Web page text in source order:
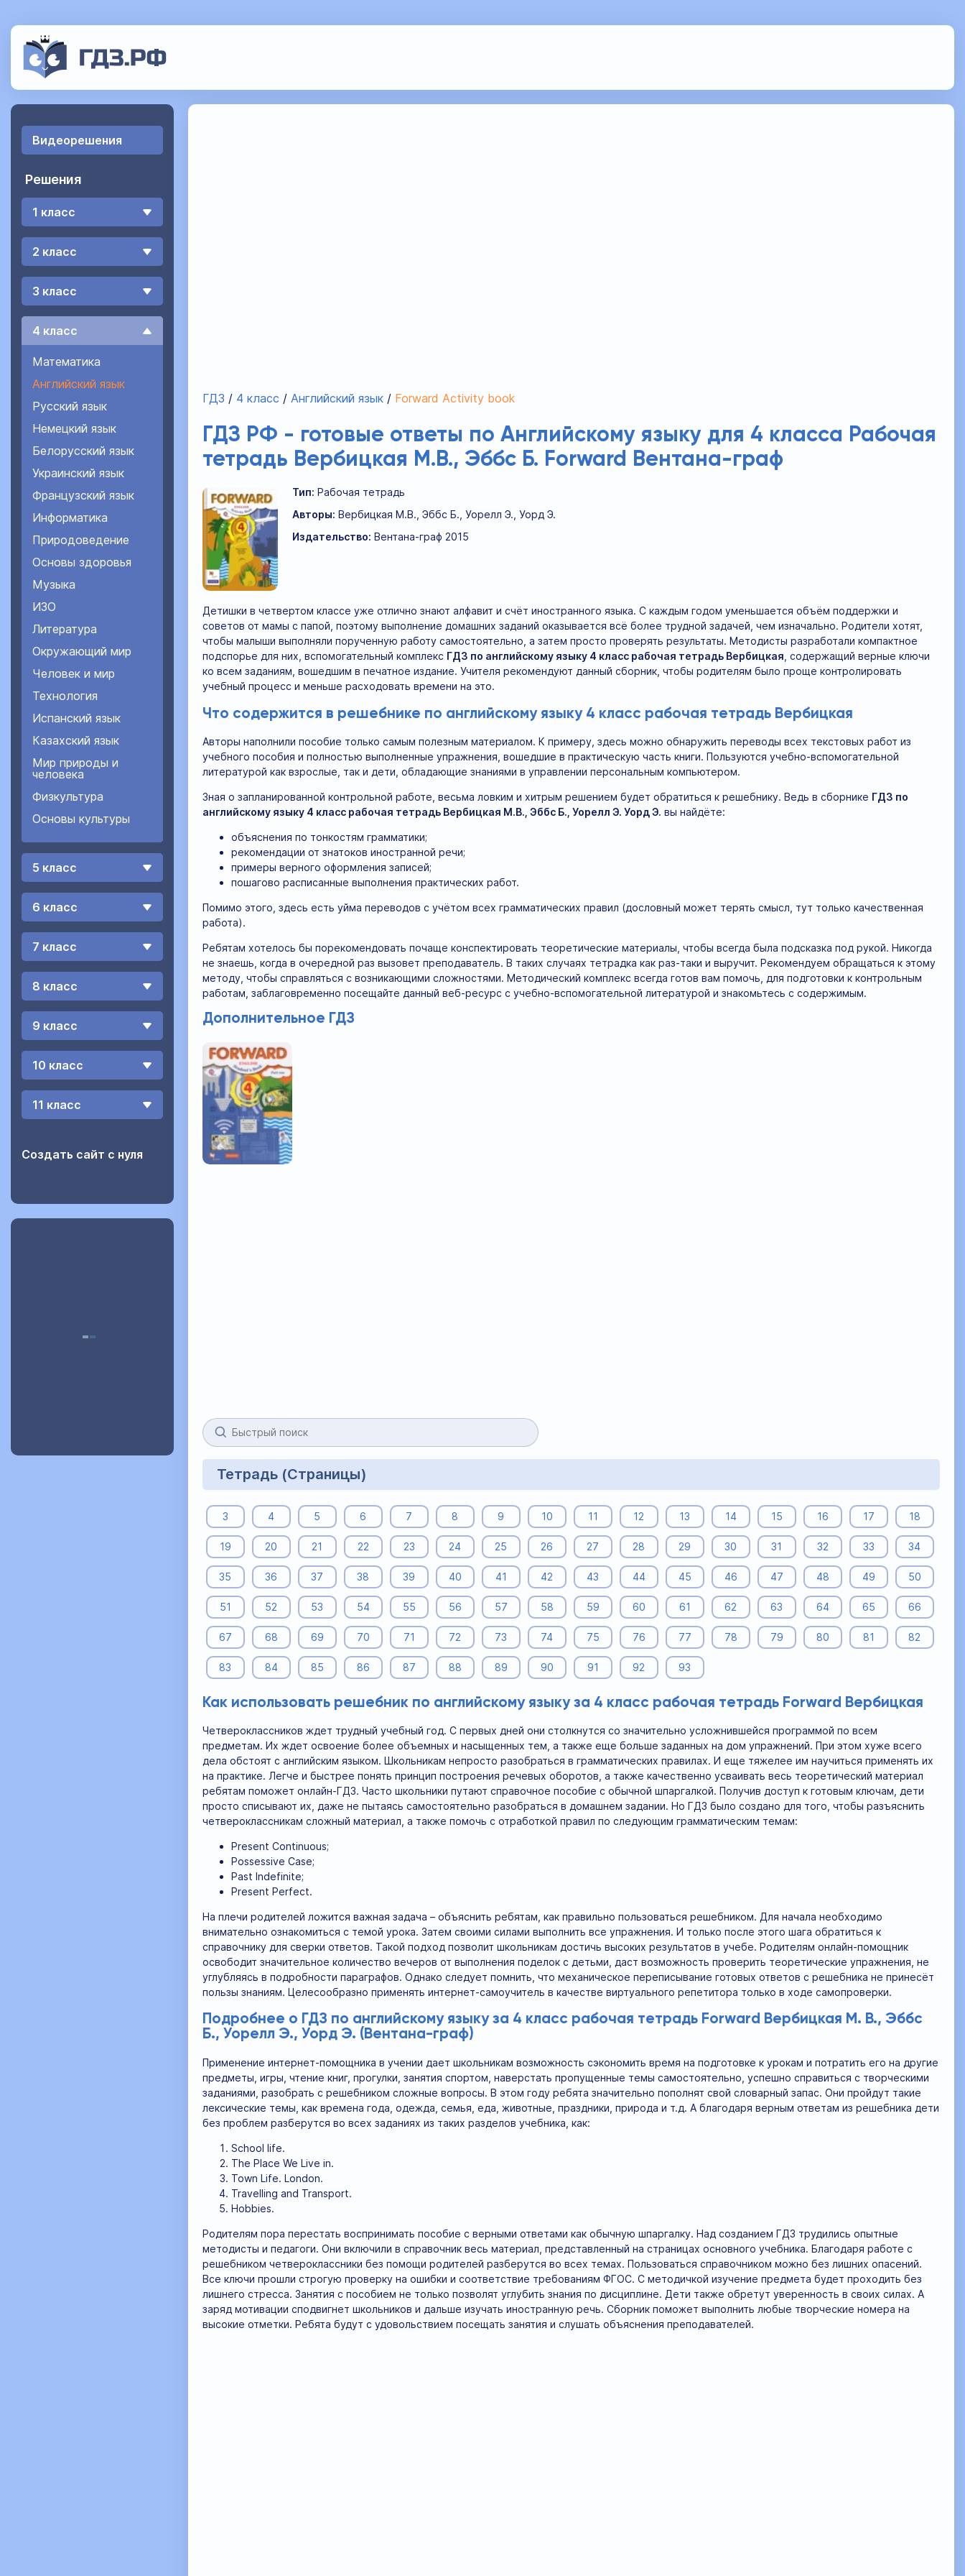
Видеорешения
Решения
1 класс
2 класс
3 класс
4 класс
Математика
Английский язык
Русский язык
Немецкий язык
Белорусский язык
Украинский язык
Французский язык
Информатика
Природоведение
Основы здоровья
Музыка
ИЗО
Литература
Окружающий мир
Человек и мир
Технология
Испанский язык
Казахский язык
Мир природы и
человека
Физкультура
Основы культуры
5 класс
6 класс
7 класс
8 класс
9 класс
10 класс
11 класс
Создать сайт с нуля
ГДЗ 4 класс Английский язык Forward Activity book
ГДЗ РФ - готовые ответы по Английскому языку для 4 класса Рабочая
тетрадь Вербицкая М.В., Эббс Б. Forward Вентана-граф
Тип: Рабочая тетрадь
Авторы: Вербицкая М.В., Эббс Б., Уорелл Э., Уорд Э.
Издательство: Вентана-граф 2015
Детишки в четвертом классе уже отлично знают алфавит и счёт иностранного языка. С каждым годом уменьшается объём поддержки и
советов от мамы с папой, поэтому выполнение домашних заданий оказывается всё более трудной задачей, чем изначально. Родители хотят,
чтобы малыши выполняли порученную работу самостоятельно, а затем просто проверять результаты. Методисты разработали компактное
подспорье для них, вспомогательный комплекс ГДЗ по английскому языку 4 класс рабочая тетрадь Вербицкая , содержащий верные ключи
ко всем заданиям, вошедшим в печатное издание. Учителя рекомендуют данный сборник, чтобы родителям было проще контролировать
учебный процесс и меньше расходовать времени на это.
Что содержится в решебнике по английскому языку 4 класс рабочая тетрадь Вербицкая
Авторы наполнили пособие только самым полезным материалом. К примеру, здесь можно обнаружить переводы всех текстовых работ из
учебного пособия и полностью выполненные упражнения, вошедшие в практическую часть книги. Пользуются учебно-вспомогательной
литературой как взрослые, так и дети, обладающие знаниями в управлении персональным компьютером.
Зная о запланированной контрольной работе, весьма ловким и хитрым решением будет обратиться к решебнику. Ведь в сборнике ГДЗ по
английскому языку 4 класс рабочая тетрадь Вербицкая М.В., Эббс Б., Уорелл Э. Уорд Э. вы найдёте:
объяснения по тонкостям грамматики;
рекомендации от знатоков иностранной речи;
примеры верного оформления записей;
пошагово расписанные выполнения практических работ.
Помимо этого, здесь есть уйма переводов с учётом всех грамматических правил (дословный может терять смысл, тут только качественная
работа).
Ребятам хотелось бы порекомендовать почаще конспектировать теоретические материалы, чтобы всегда была подсказка под рукой. Никогда
не знаешь, когда в очередной раз вызовет преподаватель. В таких случаях тетрадка как раз-таки и выручит. Рекомендуем обращаться к этому
методу, чтобы справляться с возникающими сложностями. Методический комплекс всегда готов вам помочь, для подготовки к контрольным
работам, заблаговременно посещайте данный веб-ресурс с учебно-вспомогательной литературой и знакомьтесь с содержимым.
Дополнительное ГДЗ
Тетрадь (Страницы)
3 4 5 6 7 8 9 10 11 12 13 14 15 16 17 18
19 20 21 22 23 24 25 26 27 28 29 30 31 32 33 34
35 36 37 38 39 40 41 42 43 44 45 46 47 48 49 50
51 52 53 54 55 56 57 58 59 60 61 62 63 64 65 66
67 68 69 70 71 72 73 74 75 76 77 78 79 80 81 82
83 84 85 86 87 88 89 90 91 92 93
Как использовать решебник по английскому языку за 4 класс рабочая тетрадь Forward Вербицкая
Четвероклассников ждет трудный учебный год. С первых дней они столкнутся со значительно усложнившейся программой по всем
предметам. Их ждет освоение более объемных и насыщенных тем, а также еще больше заданных на дом упражнений. При этом хуже всего
дела обстоят с английским языком. Школьникам непросто разобраться в грамматических правилах. И еще тяжелее им научиться применять их
на практике. Легче и быстрее понять принцип построения речевых оборотов, а также качественно усваивать весь теоретический материал
ребятам поможет онлайн-ГДЗ. Часто школьники путают справочное пособие с обычной шпаргалкой. Получив доступ к готовым ключам, дети
просто списывают их, даже не пытаясь самостоятельно разобраться в домашнем задании. Но ГДЗ было создано для того, чтобы разъяснить
четвероклассникам сложный материал, а также помочь с отработкой правил по следующим грамматическим темам:
Present Continuous;
Possessive Case;
Past Indefinite;
Present Perfect.
На плечи родителей ложится важная задача – объяснить ребятам, как правильно пользоваться решебником. Для начала необходимо
внимательно ознакомиться с темой урока. Затем своими силами выполнить все упражнения. И только после этого шага обратиться к
справочнику для сверки ответов. Такой подход позволит школьникам достичь высоких результатов в учебе. Родителям онлайн-помощник
освободит значительное количество вечеров от выполнения поделок с детьми, даст возможность проверить теоретические упражнения, не
углубляясь в подробности параграфов. Однако следует помнить, что механическое переписывание готовых ответов с решебника не принесёт
пользы знаниям. Целесообразно применять интернет-самоучитель в качестве виртуального репетитора только в ходе самопроверки.
Подробнее о ГДЗ по английскому языку за 4 класс рабочая тетрадь Forward Вербицкая М. В., Эббс
Б., Уорелл Э., Уорд Э. (Вентана-граф)
Применение интернет-помощника в учении дает школьникам возможность сэкономить время на подготовке к урокам и потратить его на другие
предметы, игры, чтение книг, прогулки, занятия спортом, наверстать пропущенные темы самостоятельно, успешно справиться с творческими
заданиями, разобрать с решебником сложные вопросы. В этом году ребята значительно пополнят свой словарный запас. Они пройдут такие
лексические темы, как времена года, одежда, семья, еда, животные, праздники, природа и т.д. А благодаря верным ответам из решебника дети
без проблем разберутся во всех заданиях из таких разделов учебника, как:
School life.
The Place We Live in.
Town Life. London.
Travelling and Transport.
Hobbies.
Родителям пора перестать воспринимать пособие с верными ответами как обычную шпаргалку. Над созданием ГДЗ трудились опытные
методисты и педагоги. Они включили в справочник весь материал, представленный на страницах основного учебника. Благодаря работе с
решебником четвероклассники без помощи родителей разберутся во всех темах. Пользоваться справочником можно без лишних опасений.
Все ключи прошли строгую проверку на ошибки и соответствие требованиям ФГОС. С методичкой изучение предмета будет проходить без
лишнего стресса. Занятия с пособием не только позволят углубить знания по дисциплине. Дети также обретут уверенность в своих силах. А
заряд мотивации сподвигнет школьников и дальше изучать иностранную речь. Сборник поможет выполнить любые творческие номера на
высокие отметки. Ребята будут с удовольствием посещать занятия и слушать объяснения преподавателей.